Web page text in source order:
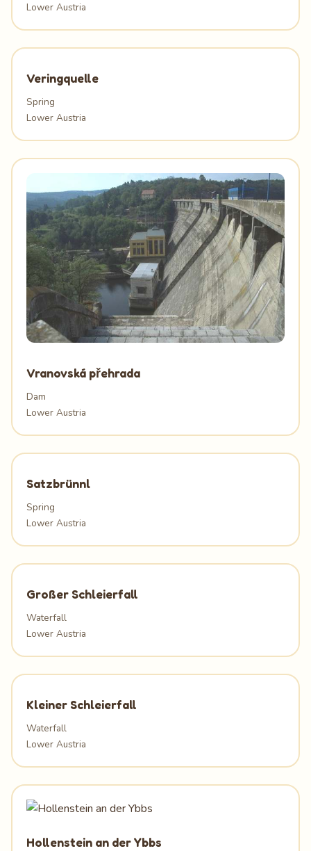
Lower Austria
Veringquelle
Spring
Lower Austria
Vranovská přehrada
Dam
Lower Austria
Satzbrünnl
Spring
Lower Austria
Großer Schleierfall
Waterfall
Lower Austria
Kleiner Schleierfall
Waterfall
Lower Austria
Hollenstein an der Ybbs